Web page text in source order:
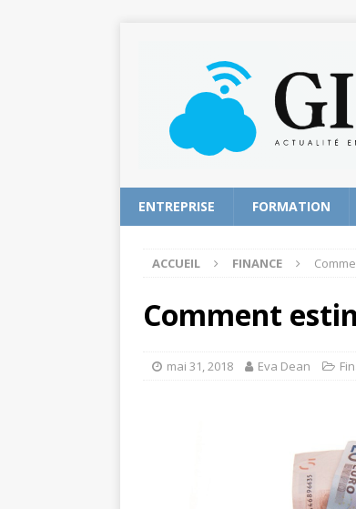
ENTREPRISE FORMATION
ACCUEIL FINANCE
Comment
mai 31, 2018 Eva Dean